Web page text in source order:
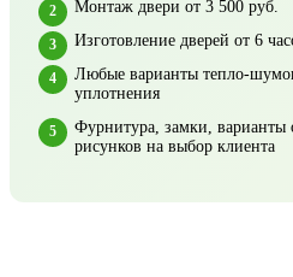
Монтаж двери от 3 500 руб.
Изготовление дверей от 6
Любые варианты тепло-
уплотнения
Фурнитура, замки, варианты
рисунков на выбор клиента